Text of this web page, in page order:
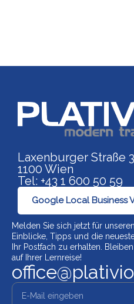
Laxenburger Straße
1100 Wien
Tel: +43 1 600 50 59
Google Local Business
Melden Sie sich jetzt für
Einblicke, Tipps und die
Ihr Postfach zu erhalten.
auf Ihrer Lernreise!